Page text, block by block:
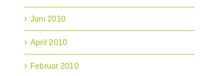
Juni 2010
April 2010
Februar 2010